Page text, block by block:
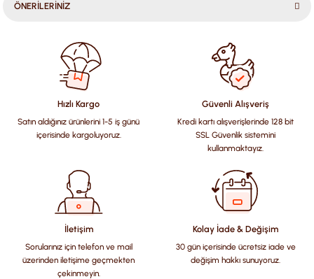
ÖNERİLERİNİZ
konularda yetersiz gördüğünüz noktaları öneri formunu
kullanarak tarafımıza iletebilirsiniz.
Görüş ve önerileriniz için teşekkür ederiz.
Ürün resmi kalitesiz, bozuk veya görüntülenemiyor.
Ürün açıklamasında eksik bilgiler bulunuyor.
Ürün bilgilerinde hatalar bulunuyor.
Ürün fiyatı diğer sitelerden daha pahalı.
Bu ürüne benzer farklı alternatifler olmalı.
Hızlı Kargo
Satın aldığınız ürünlerini 1-5 iş günü
içerisinde kargoluyoruz.
Güvenli Alışveriş
Kredi kartı alışverişlerinde 128 bit
SSL Güvenlik sistemini
kullanmaktayız.
İletişim
Sorularınız için telefon ve mail
üzerinden iletişime geçmekten
çekinmeyin.
Kolay İade & Değişim
30 gün içerisinde ücretsiz iade ve
değişim hakkı sunuyoruz.